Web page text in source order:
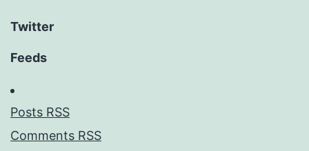
Twitter
Feeds
Posts RSS
Comments RSS